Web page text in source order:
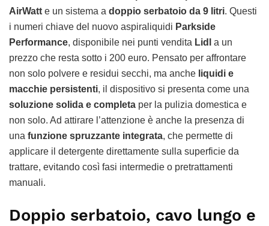
AirWatt e un sistema a doppio serbatoio da 9 litri. Questi
i numeri chiave del nuovo aspiraliquidi Parkside
Performance, disponibile nei punti vendita Lidl
a un
prezzo che resta sotto i 200 euro. Pensato per affrontare
non solo polvere e residui secchi, ma anche liquidi e
macchie persistenti, il dispositivo si presenta come una
soluzione solida e completa per la pulizia domestica e
non solo. Ad attirare l’attenzione è anche la presenza di
una funzione spruzzante integrata, che permette di
applicare il detergente direttamente sulla superficie da
trattare, evitando così fasi intermedie o pretrattamenti
manuali.
Doppio serbatoio, cavo lungo e